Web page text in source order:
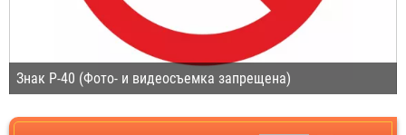
Знак P-40 (Фото- и видеосъемка запрещена)